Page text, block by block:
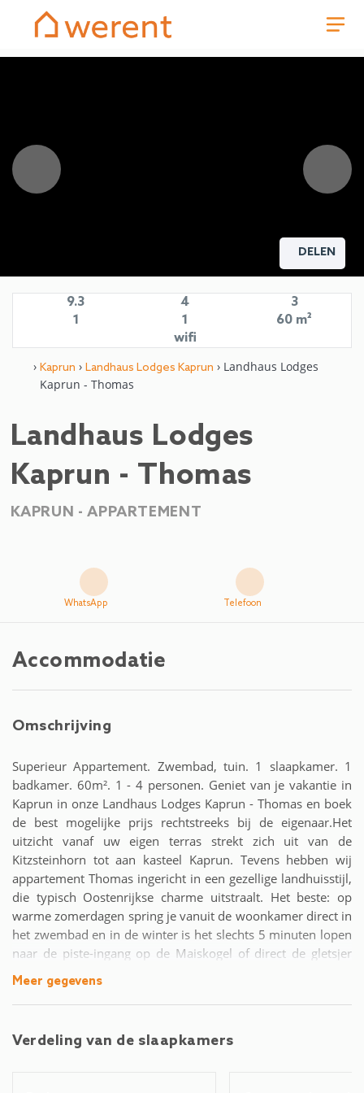
DELEN
9.3 4
3
1
1
60 m²
wifi
› Kaprun › Landhaus Lodges Kaprun › Landhaus Lodges
Kaprun - Thomas
Landhaus Lodges
Kaprun - Thomas
KAPRUN -APPARTEMENT
WhatsApp Telefoon
Accommodatie
Omschrijving
Superieur Appartement. Zwembad, tuin. 1 slaapkamer. 1
badkamer. 60m². 1 - 4 personen. Geniet van je vakantie in
Kaprun in onze Landhaus Lodges Kaprun - Thomas en boek
de best mogelijke prijs rechtstreeks bij de eigenaar.Het
uitzicht vanaf uw eigen terras strekt zich uit van de
Kitzsteinhorn tot aan kasteel Kaprun. Tevens hebben wij
appartement Thomas ingericht in een gezellige landhuisstijl,
die typisch Oostenrijkse charme uitstraalt. Het beste: op
warme zomerdagen spring je vanuit de woonkamer direct in
het zwembad en in de winter is het slechts 5 minuten lopen
naar de piste-ingang op de Maiskogel of direct de gletsjer
op.Ons charmante appartement is verdeeld in twee
slaapkamers en een grote woonkamer en biedt plaats aan
maximaal 6 personen. De heuvelachtige ligging boven de
ontspannen onze gasten in de comfortabele ligstoelen direct
Meer gegevens
Verdeling van de slaapkamers